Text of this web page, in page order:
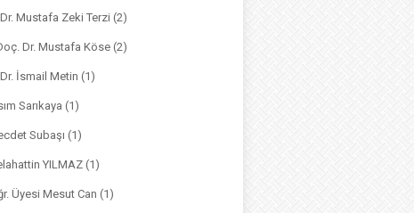
Mustafa Zeki Terzi (2)
Dr. Mustafa Köse (2)
İsmail Metin (1)
Sarıkaya (1)
Subaşı (1)
YILMAZ (1)
Üyesi Mesut Can (1)